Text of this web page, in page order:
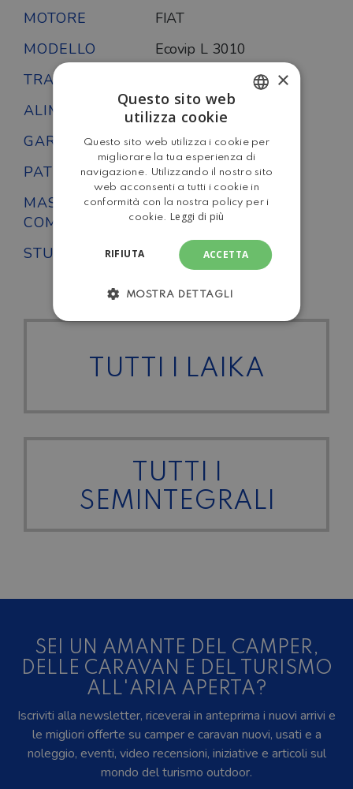
MOTORE
FIAT
MODELLO
Ecovip L 3010
TRAZIONE
ALIMENTAZIONE Diesel
GARANZIA
Si
PATENTE
B
MASSA
COMPLESSIVA
3500
STUFA Combi 6 Gas
TUTTI I LAIKA
TUTTI I
SEMINTEGRALI
SEI UN AMANTE DEL CAMPER,
DELLE CARAVAN E DEL TURISMO
ALL'ARIA APERTA?
Iscriviti alla newsletter, riceverai in anteprima i nuovi arrivi e
le migliori offerte su camper e caravan nuovi, usati e a
noleggio, eventi, video recensioni, iniziative e articoli sul
mondo del turismo outdoor.
ENGLISH
×
Questo sito web
utilizza cookie
Questo sito web utilizza i cookie per
migliorare la tua esperienza di
navigazione. Utilizzando il nostro sito
web acconsenti a tutti i cookie in
conformità con la nostra policy per i
cookie.
Leggi di più
ACCETTA
RIFIUTA
MOSTRA DETTAGLI